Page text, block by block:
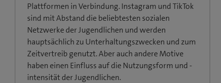
Plattformen in Verbindung. Instagram und TikTok
sind mit Abstand die beliebtesten sozialen
Netzwerke der Jugendlichen und werden
hauptsächlich zu Unterhaltungszwecken und zum
Zeitvertreib genutzt. Aber auch andere Motive
haben einen Einfluss auf die Nutzungsform und -
intensität der Jugendlichen.